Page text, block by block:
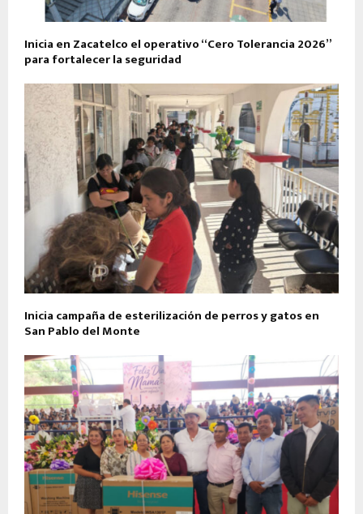
Inicia en Zacatelco el operativo “Cero Tolerancia 2026”
para fortalecer la seguridad
Inicia campaña de esterilización de perros y gatos en
San Pablo del Monte